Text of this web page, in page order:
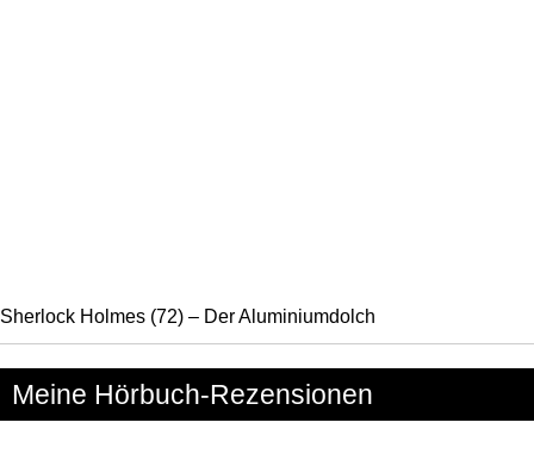
Sherlock Holmes (72) – Der Aluminiumdolch
Meine Hörbuch-Rezensionen